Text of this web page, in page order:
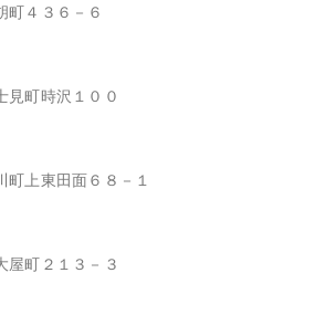
町４３６－６
見町時沢１００
町上東田面６８－１
屋町２１３－３